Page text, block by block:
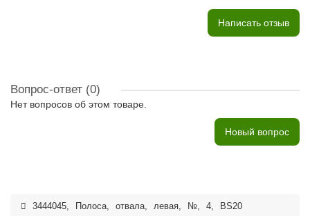
Написать отзыв
Вопрос-ответ (0)
Нет вопросов об этом товаре.
Новый вопрос
3444045, Полоса, отвала, левая, №, 4, BS20